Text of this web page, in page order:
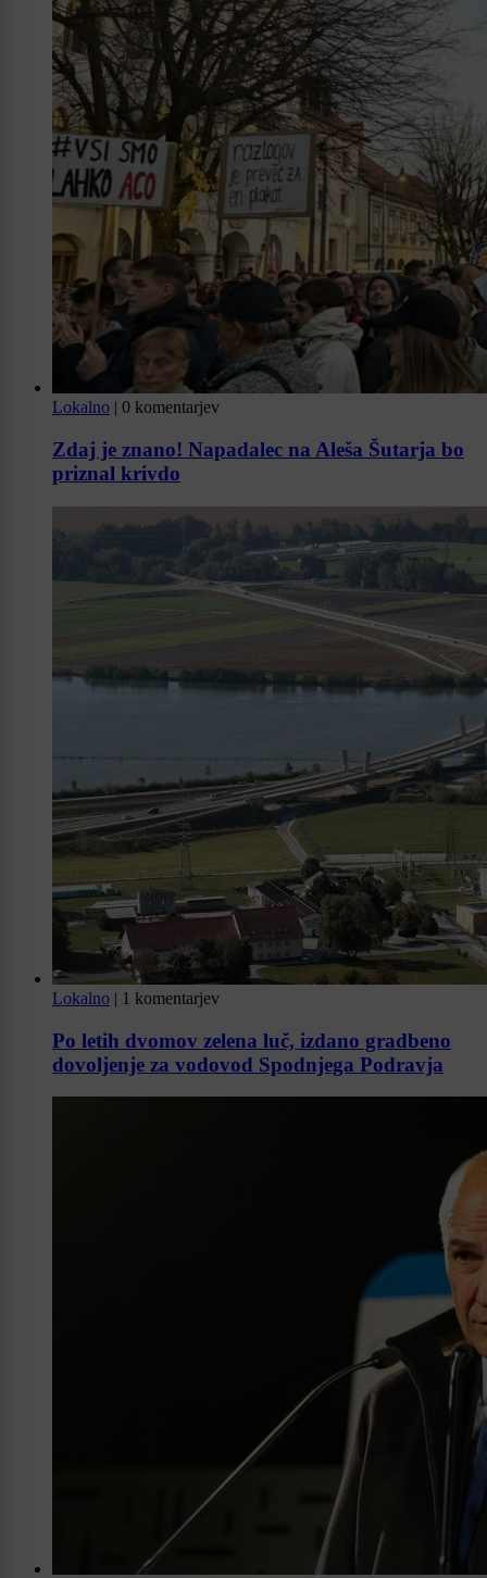
Lokalno | 0 komentarjev
Zdaj je znano! Napadalec na Aleša Šutarja bo
priznal krivdo
Lokalno | 1 komentarjev
Po letih dvomov zelena luč, izdano gradbeno
dovoljenje za vodovod Spodnjega Podravja